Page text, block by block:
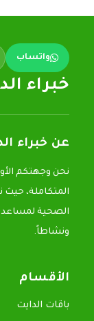
واتساب
خبراء
عن خبراء
نحن وجهتكم
المتكاملة، حيث
الصحية
ونشاطاً.
الأقسام
باقات الدايت